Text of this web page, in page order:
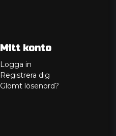
Mitt konto
Logga in
Registrera dig
Glömt lösenord?